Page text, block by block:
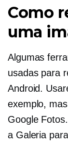
Como
uma
Algumas
usadas para
Android.
exemplo,
Google
a Galeria